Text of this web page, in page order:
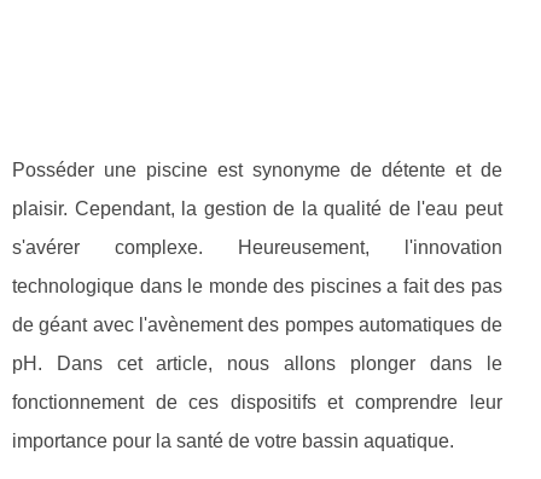
Posséder une piscine est synonyme de détente et de
plaisir. Cependant, la gestion de la qualité de l'eau peut
s'avérer complexe. Heureusement, l'innovation
technologique dans le monde des piscines a fait des pas
de géant avec l'avènement des pompes automatiques de
pH. Dans cet article, nous allons plonger dans le
fonctionnement de ces dispositifs et comprendre leur
importance pour la santé de votre bassin aquatique.